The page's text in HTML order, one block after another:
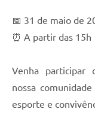
Obras
Projetos
📅 31 de maio de
⏰ A partir das 15h
Venha participar
nossa
esporte e